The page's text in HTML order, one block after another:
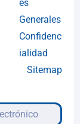
es
Generales
Confidenc
ialidad
Sitemap